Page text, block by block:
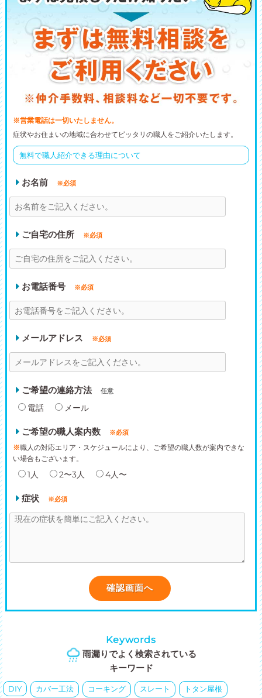
※営業電話は一切いたしません。
症状やお住まいの地域に合わせてピッタリの職人をご紹介いたします。
無料で職人紹介できる理由について
お名前 ※必須
ご自宅の住所 ※必須
お電話番号 ※必須
メールアドレス ※必須
ご希望の連絡方法 任意
電話 メール
ご希望の職人案内数 ※必須
※職人の対応エリア・スケジュールにより、ご希望の職人数が案内できな
い場合もございます。
1人 2〜3人 4人〜
症状 ※必須
雨漏りでよく検索されている
キーワード
Keywords
DIY カバー工法 コーキング スレート トタン屋根